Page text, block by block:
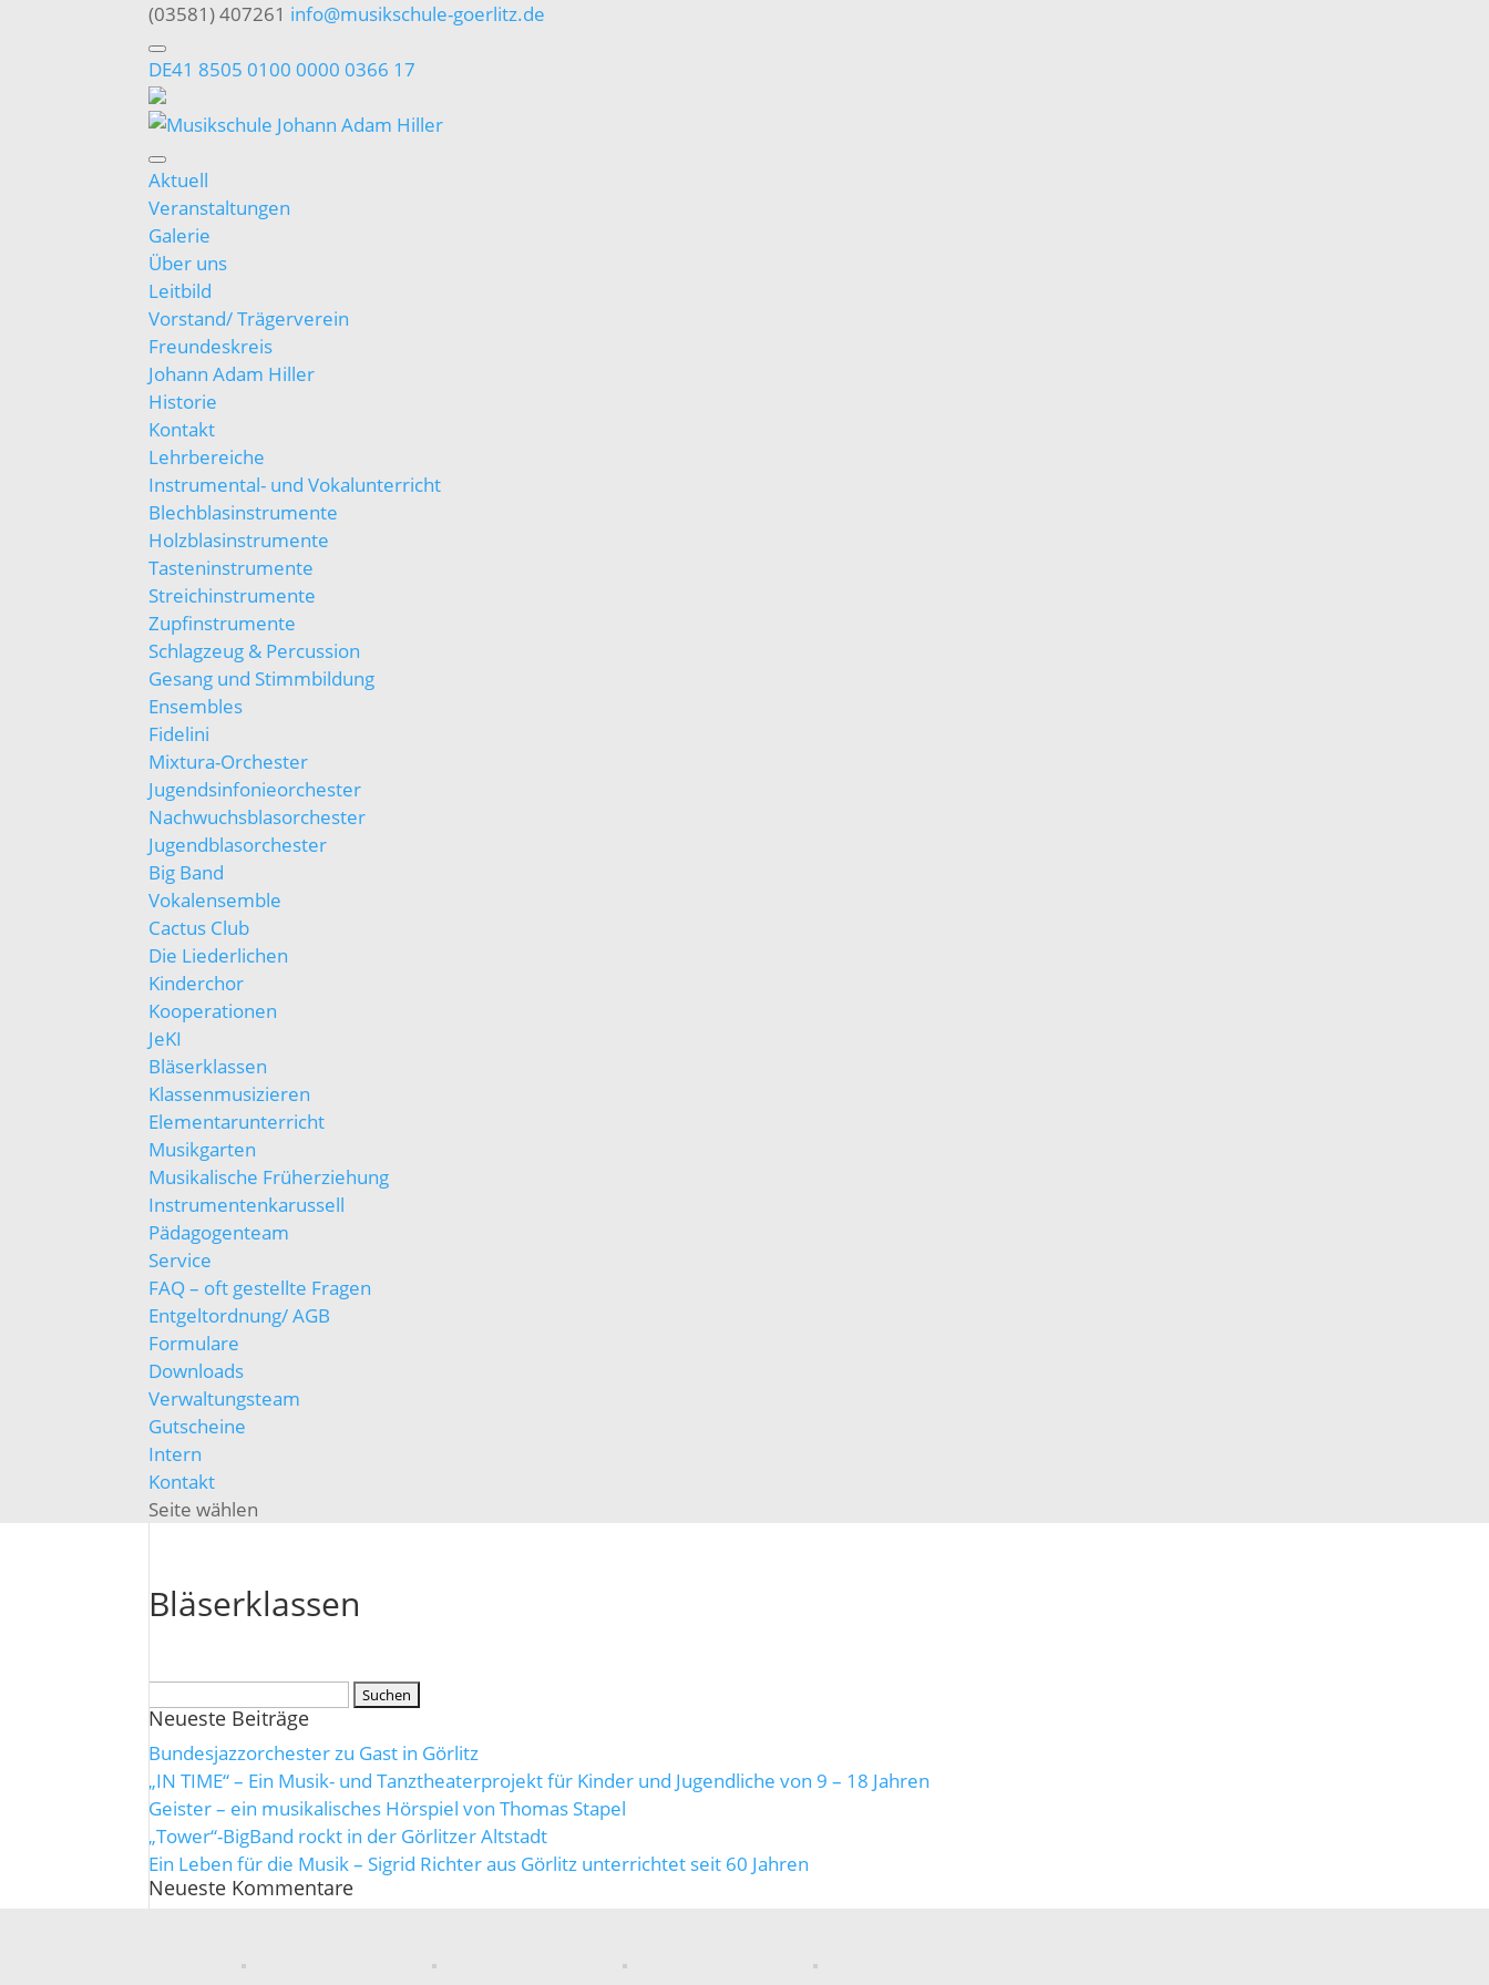
(03581) 407261 info@musikschule-goerlitz.de
DE41 8505 0100 0000 0366 17
Aktuell
Veranstaltungen
Galerie
Über uns
Leitbild
Vorstand/ Trägerverein
Freundeskreis
Johann Adam Hiller
Historie
Kontakt
Lehrbereiche
Instrumental- und Vokalunterricht
Blechblasinstrumente
Holzblasinstrumente
Tasteninstrumente
Streichinstrumente
Zupfinstrumente
Schlagzeug & Percussion
Gesang und Stimmbildung
Ensembles
Fidelini
Mixtura-Orchester
Jugendsinfonieorchester
Nachwuchsblasorchester
Jugendblasorchester
Big Band
Vokalensemble
Cactus Club
Die Liederlichen
Kinderchor
Kooperationen
JeKI
Bläserklassen
Klassenmusizieren
Elementarunterricht
Musikgarten
Musikalische Früherziehung
Instrumentenkarussell
Pädagogenteam
Service
FAQ – oft gestellte Fragen
Entgeltordnung/ AGB
Formulare
Downloads
Verwaltungsteam
Gutscheine
Intern
Kontakt
Seite wählen
Bläserklassen
nach:
Neueste Beiträge
Bundesjazzorchester zu Gast in Görlitz
„IN TIME“ – Ein Musik- und Tanztheaterprojekt für Kinder und Jugendliche von 9 – 18 Jahren
Geister – ein musikalisches Hörspiel von Thomas Stapel
„Tower“-BigBand rockt in der Görlitzer Altstadt
Ein Leben für die Musik – Sigrid Richter aus Görlitz unterrichtet seit 60 Jahren
Neueste Kommentare